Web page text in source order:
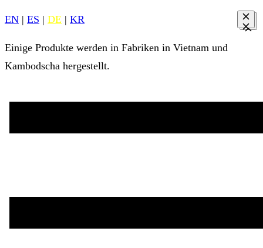
EN | ES | DE | KR
Einige Produkte werden in Fabriken in Vietnam und
Kambodscha hergestellt.